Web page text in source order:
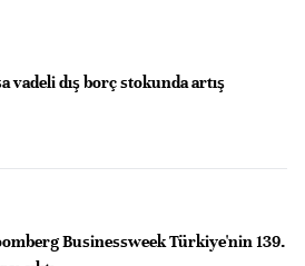
vadeli dış borç stokunda artış
Businessweek Türkiye'nin 139.